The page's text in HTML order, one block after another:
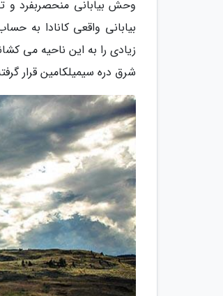
بیابانی واقعی کانادا به
زیادی را به این ناحیه می
شرق دره سیمیلکامین قرار